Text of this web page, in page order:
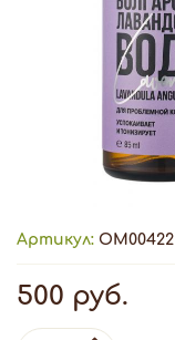
Артикул: ОМ00422
500 руб.